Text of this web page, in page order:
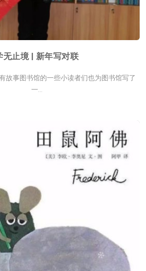
无止境 | 新年写对联
故事图书馆的一些小读者们也为图书馆写了
一...